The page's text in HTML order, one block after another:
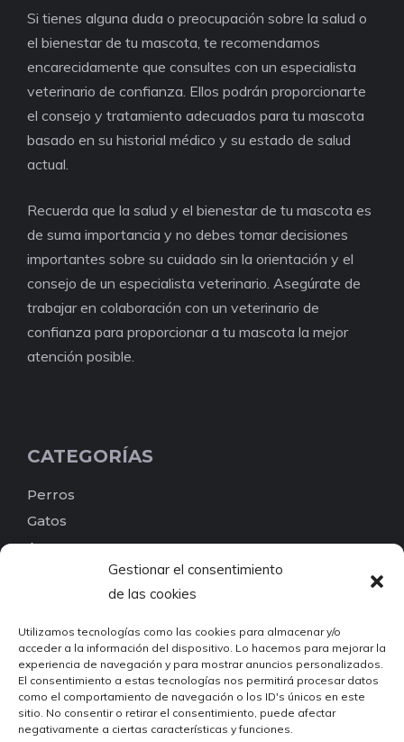
Gestionar el consentimiento
de las cookies
Utilizamos tecnologías como las cookies para almacenar y/o
acceder a la información del dispositivo. Lo hacemos para mejorar la
experiencia de navegación y para mostrar anuncios personalizados.
El consentimiento a estas tecnologías nos permitirá procesar datos
como el comportamiento de navegación o los ID's únicos en este
sitio. No consentir o retirar el consentimiento, puede afectar
negativamente a ciertas características y funciones.
Si tienes alguna duda o preocupación sobre la salud o
el bienestar de tu mascota, te recomendamos
encarecidamente que consultes con un especialista
veterinario de confianza. Ellos podrán proporcionarte
el consejo y tratamiento adecuados para tu mascota
basado en su historial médico y su estado de salud
actual.
Recuerda que la salud y el bienestar de tu mascota es
de suma importancia y no debes tomar decisiones
importantes sobre su cuidado sin la orientación y el
consejo de un especialista veterinario. Asegúrate de
trabajar en colaboración con un veterinario de
confianza para proporcionar a tu mascota la mejor
atención posible.
CATEGORÍAS
Perros
Gatos
Aves
Pequeños mamíferos
Roedores
Invertebrados
Otros
Busca por etiquetas